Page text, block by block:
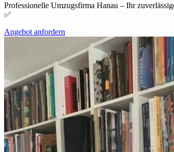
Professionelle Umzugsfirma Hanau – Ihr
✅
Angebot anfordern